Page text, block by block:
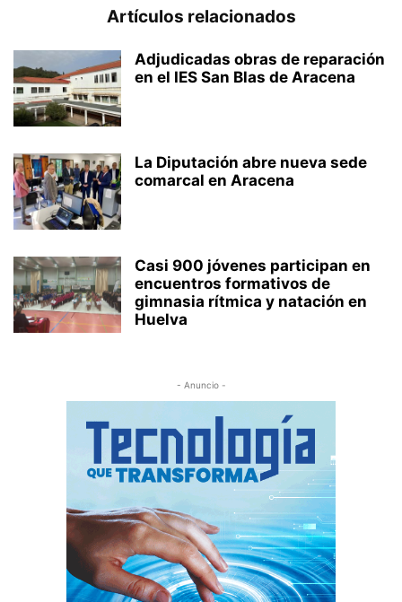
Artículos relacionados
Adjudicadas obras de reparación
en el IES San Blas de Aracena
La Diputación abre nueva sede
comarcal en Aracena
Casi 900 jóvenes participan en
encuentros formativos de
gimnasia rítmica y natación en
Huelva
- Anuncio -